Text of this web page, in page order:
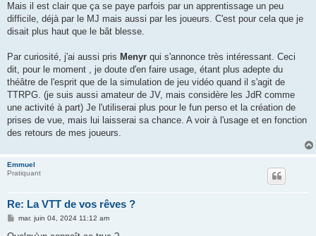
Mais il est clair que ça se paye parfois par un apprentissage un peu
difficile, déjà par le MJ mais aussi par les joueurs. C'est pour cela que je
disait plus haut que le bât blesse.
Par curiosité, j'ai aussi pris Menyr qui s'annonce très intéressant. Ceci
dit, pour le moment , je doute d'en faire usage, étant plus adepte du
théâtre de l'esprit que de la simulation de jeu vidéo quand il s'agit de
TTRPG. (je suis aussi amateur de JV, mais considère les JdR comme
une activité à part) Je l'utiliserai plus pour le fun perso et la création de
prises de vue, mais lui laisserai sa chance. A voir à l'usage et en fonction
des retours de mes joueurs.
Emmuel
Pratiquant
Re: La VTT de vos rêves ?
M
s
mar. juin 04, 2024 11:12 am